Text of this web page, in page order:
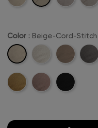
Stitch
Color : Beige-Cord-Stitch
Beige-
Cord-
Stitch
Creme-
Cord-
Sand-
Stitch
Mustard-Rosa-
Schwarz-